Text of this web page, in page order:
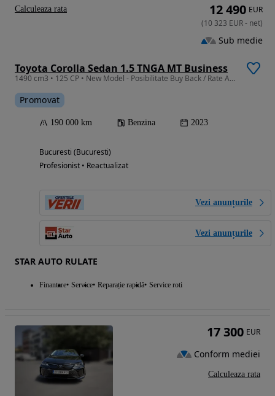
Toyota Corolla Sedan 1.5 TNGA MT Business
1490 cm3 • 125 CP • New Model - Posibilitate Buy Back / Rate Avans 0% / Garantie 36 Luni
Promovat
190 000 km Benzina 2023
Bucuresti (Bucuresti)
Profesionist • Reactualizat
Vezi anunțurile
Vezi anunțurile
STAR AUTO RULATE
Finantare Service Reparație rapidă Service roti
12 490 EUR
(10 323 EUR- net)
Sub medie
Calculeaza rata
17 300 EUR
Conform mediei
Calculeaza rata